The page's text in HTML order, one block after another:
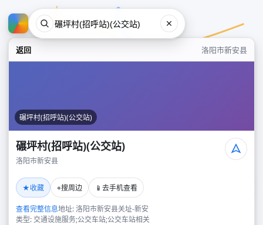
返回 洛阳市新安县
碾坪村(招呼站)(公交站)
碾坪村(招呼站)(公交站)
洛阳市新安县
★收藏 ⌖搜周边 📱 去手机查看
查看完整信息地址: 洛阳市新安县关址-新安
类型: 交通设施服务;公交车站;公交车站相关